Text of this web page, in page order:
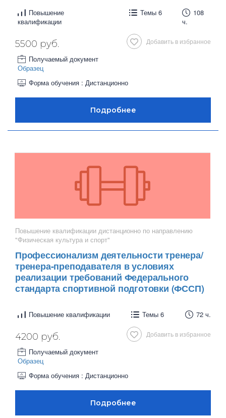
Повышение
квалификации
Темы 6
108
ч.
Добавить в избранное
5500 руб.
Получаемый документ
Образец
Форма обучения : Дистанционно
Повышение квалификации дистанционно по направлению
"Физическая культура и спорт"
Профессионализм деятельности тренера/
тренера-преподавателя в условиях
реализации требований Федерального
стандарта спортивной подготовки (ФССП)
Повышение квалификации Темы 6 72 ч.
Добавить в избранное
4200 руб.
Получаемый документ
Образец
Форма обучения : Дистанционно